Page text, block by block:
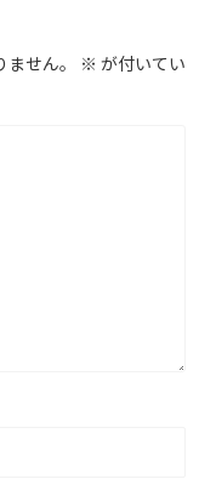
せん。 ※ が付いてい